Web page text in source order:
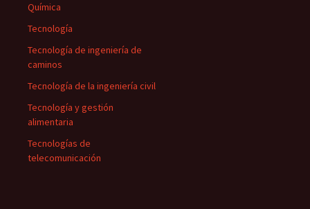
Química
Tecnología
Tecnología de ingeniería de
caminos
Tecnología de la ingeniería civil
Tecnología y gestión
alimentaria
Tecnologías de
telecomunicación